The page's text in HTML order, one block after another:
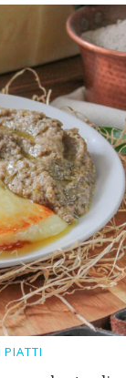
PIATTI